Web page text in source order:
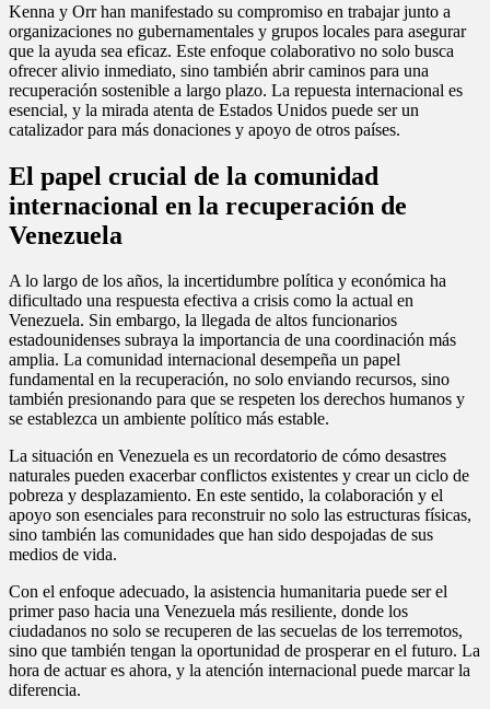
Kenna y Orr han manifestado su compromiso en trabajar junto a
organizaciones no gubernamentales y grupos locales para asegurar
que la ayuda sea eficaz. Este enfoque colaborativo no solo busca
ofrecer alivio inmediato, sino también abrir caminos para una
recuperación sostenible a largo plazo. La repuesta internacional es
esencial, y la mirada atenta de Estados Unidos puede ser un
catalizador para más donaciones y apoyo de otros países.
El papel crucial de la comunidad
internacional en la recuperación de
Venezuela
A lo largo de los años, la incertidumbre política y económica ha
dificultado una respuesta efectiva a crisis como la actual en
Venezuela. Sin embargo, la llegada de altos funcionarios
estadounidenses subraya la importancia de una coordinación más
amplia. La comunidad internacional desempeña un papel
fundamental en la recuperación, no solo enviando recursos, sino
también presionando para que se respeten los derechos humanos y
se establezca un ambiente político más estable.
La situación en Venezuela es un recordatorio de cómo desastres
naturales pueden exacerbar conflictos existentes y crear un ciclo de
pobreza y desplazamiento. En este sentido, la colaboración y el
apoyo son esenciales para reconstruir no solo las estructuras físicas,
sino también las comunidades que han sido despojadas de sus
medios de vida.
Con el enfoque adecuado, la asistencia humanitaria puede ser el
primer paso hacia una Venezuela más resiliente, donde los
ciudadanos no solo se recuperen de las secuelas de los terremotos,
sino que también tengan la oportunidad de prosperar en el futuro. La
hora de actuar es ahora, y la atención internacional puede marcar la
diferencia.